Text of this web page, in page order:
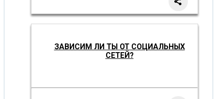
ЗАВИСИМ ЛИ ТЫ ОТ СОЦИАЛЬНЫХ
СЕТЕЙ?